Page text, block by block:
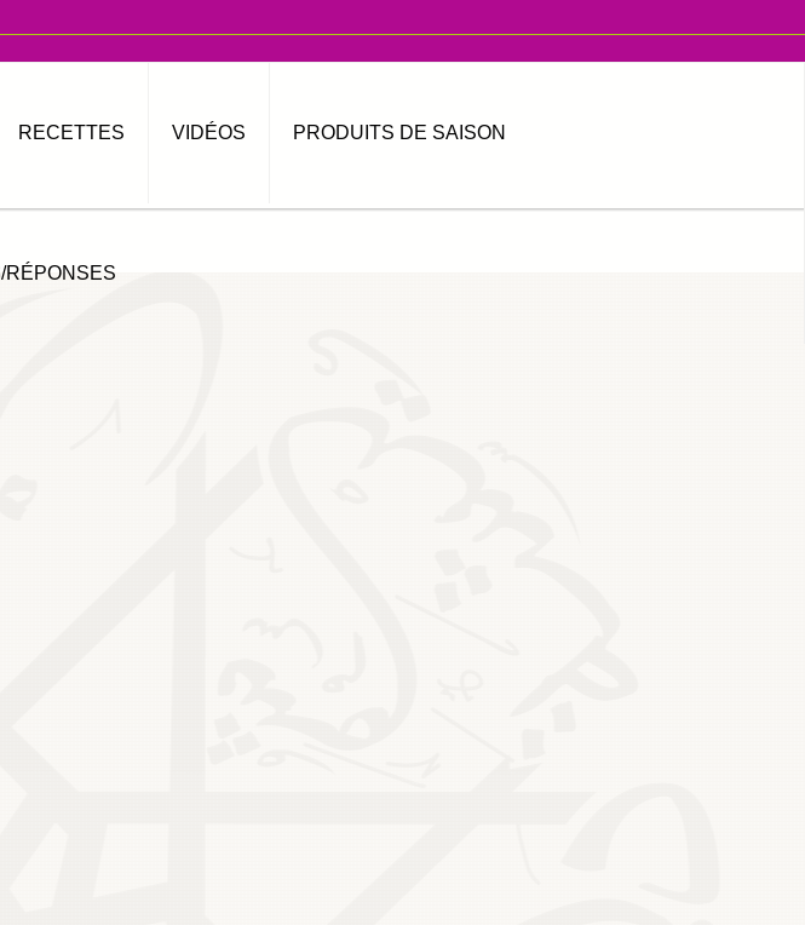
RECETTES VIDÉOS PRODUITS DE SAISON
RÉPONSES